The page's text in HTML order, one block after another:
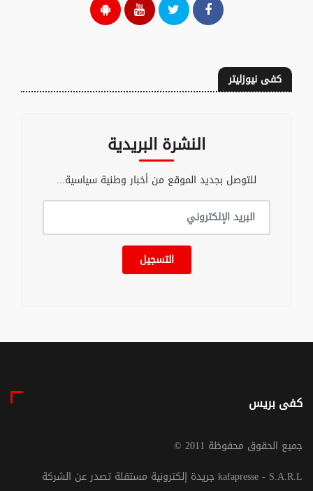
كفى نيوزليتر
النشرة البريدية
للتوصل بجديد الموقع من أخبار وطنية سياسية...
التسجيل
كفى بريس
© جميع الحقوق محفوظة 2011
جريدة إلكترونية مستقلة تصدر عن الشركة kafapresse - S.A.R.L